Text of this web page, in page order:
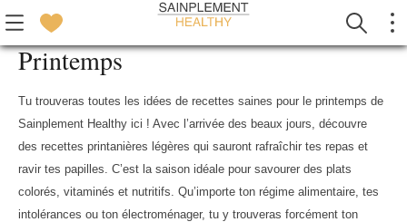
Printemps
Tu trouveras toutes les idées de recettes saines pour le printemps de
Sainplement Healthy ici ! Avec l’arrivée des beaux jours, découvre
des recettes printanières légères qui sauront rafraîchir tes repas et
ravir tes papilles. C’est la saison idéale pour savourer des plats
colorés, vitaminés et nutritifs. Qu’importe ton régime alimentaire, tes
intolérances ou ton électroménager, tu y trouveras forcément ton